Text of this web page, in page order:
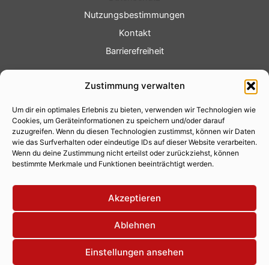
Zustimmung verwalten
Um dir ein optimales Erlebnis zu bieten, verwenden wir Technologien wie
Cookies, um Geräteinformationen zu speichern und/oder darauf
zuzugreifen. Wenn du diesen Technologien zustimmst, können wir Daten
wie das Surfverhalten oder eindeutige IDs auf dieser Website verarbeiten.
Wenn du deine Zustimmung nicht erteilst oder zurückziehst, können
bestimmte Merkmale und Funktionen beeinträchtigt werden.
Akzeptieren
Ablehnen
Einstellungen ansehen
Nutzungsbestimmungen
Kontakt
Barrierefreiheit
Fotoservice
Videoservice
Werbung
Contenterstellung
Lokalnachrichten
Lokalfernsehen
Eventkalender